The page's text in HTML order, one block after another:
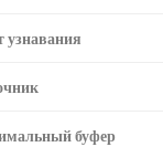
узнавания
буфер